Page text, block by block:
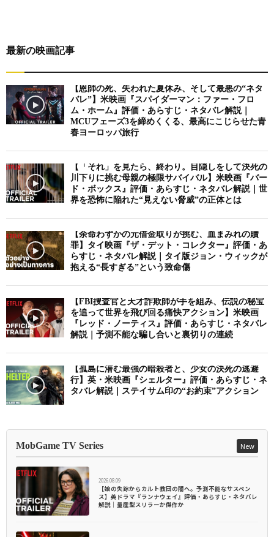
最新の映画記事
【恩師の死、失われた夏休み、そして最悪の“ネタ
バレ”】米映画『スパイダーマン：ファー・フロ
ム・ホーム』評価・あらすじ・ネタバレ解説｜
MCUフェーズ3を締めくくる、最高にこじらせた青
春ヨーロッパ旅行
【「それ」を見たら、終わり。目隠しをして決死の
川下りに挑む母親の極限サバイバル】米映画『バー
ド・ボックス』評価・あらすじ・ネタバレ解説｜世
界を恐怖に陥れた“見えない脅威”の正体とは
【余命わずかの元借金取りが挑む、血まみれの贖
罪】タイ映画『ザ・デット・コレクター』評価・あ
らすじ・ネタバレ解説｜タイ版ジョン・ウィックが
抱える“長すぎる”という致命傷
【FBI捜査官と天才詐欺師が手を組み、伝説の秘宝
を追って世界を飛び回る痛快アクション】米映画
『レッド・ノーティス』評価・あらすじ・ネタバレ
解説｜予測不能な騙し合いと裏切りの連続
【孤島に潜む最強の暗殺者と、少女の決死の逃避
行】英・米映画『シェルター』評価・あらすじ・ネ
タバレ解説｜ステイサム印の“お約束”アクション
MobGame TV Series New
2026.08.09
【娘の失踪からカルト教団の闇へ。予測不能なサスペン
ス】英ドラマ『ランナウェイ』評価・あらすじ・ネタバレ
解説｜量産型スリラーか傑作か